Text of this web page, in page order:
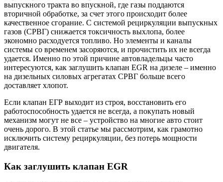
выпускного тракта во впускной, где газы поддаются
вторичной обработке, за счет этого происходит более
качественное сгорание. С системой рециркуляции выпускных
газов (СРВГ) снижается токсичность выхлопа, более
экономно расходуется топливо. Но элементы и каналы
системы со временем засоряются, и прочистить их не всегда
удается. Именно по этой причине автовладельцы часто
интересуются, как заглушить клапан EGR на дизеле – именно
на дизельных силовых агрегатах СРВГ больше всего
доставляет хлопот.
Если клапан ЕГР выходит из строя, восстановить его
работоспособность удается не всегда, а покупать новый
механизм могут не все – устройство на многие авто стоит
очень дорого. В этой статье мы рассмотрим, как грамотно
исключить систему рециркуляции, без потерь мощности
двигателя.
Как заглушить клапан EGR